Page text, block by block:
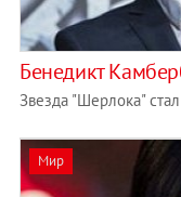
Бенедикт
Звезда "Шерлока"
Мир